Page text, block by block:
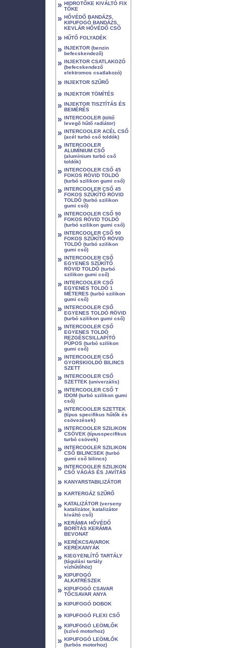
» HIDROTŐKE KIVÁLTÓ FIX
TŐKE
» HŐVÉDŐ BANDÁZS,
KIPUFOGÓ BANDÁZS,
KEVLÁR HŐVÉDŐ CSŐ
» HŰTŐ FOLYADÉK
» INJEKTOR (benzin
befecskendező)
» INJEKTOR CSATLAKOZÓ
(befecskendező
elektromos csatlakozó)
» INJEKTOR SZŰRŐ
» INJEKTOR TÖMÍTÉS
» INJEKTOR TISZTÍTÁS ÉS
BEMÉRÉS
» INTERCOOLER (töltő
levegő hűtő radiátor)
» INTERCOOLER ACÉL CSŐ
(acél turbó cső toldók)
» INTERCOOLER
ALUMÍNIUM CSŐ
(alumínium turbó cső
toldók)
» INTERCOOLER CSŐ 45
FOKOS RÖVID TOLDÓ
(turbó szilikon gumi cső)
» INTERCOOLER CSŐ 45
FOKOS SZŰKÍTŐ RÖVID
TOLDÓ (turbó szilikon
gumi cső)
» INTERCOOLER CSŐ 90
FOKOS RÖVID TOLDÓ
(turbó szilikon gumi cső)
» INTERCOOLER CSŐ 90
FOKOS SZŰKÍTŐ RÖVID
TOLDÓ (turbó szilikon
gumi cső)
» INTERCOOLER CSŐ
EGYENES SZŰKÍTŐ
RÖVID TOLDÓ (turbó
szilikon gumi cső)
» INTERCOOLER CSŐ
EGYENES TOLDÓ 1
MÉTERES (turbó szilikon
gumi cső)
» INTERCOOLER CSŐ
EGYENES TOLDÓ RÖVID
(turbó szilikon gumi cső)
» INTERCOOLER CSŐ
EGYENES TOLDÓ
REZGÉSCSILLAPÍTÓ
PÚPOS (turbó szilikon
gumi cső)
» INTERCOOLER CSŐ
GYORSKIOLDÓ BILINCS
SZETT
» INTERCOOLER CSŐ
SZETTEK (univerzális)
» INTERCOOLER CSŐ T
IDOM (turbó szilikon gumi
cső)
» INTERCOOLER SZETTEK
(típus specifikus hűtők és
csövezések)
» INTERCOOLER SZILIKON
CSÖVEK (típusspecifikus
turbó csövek)
» INTERCOOLER SZILIKON
CSŐ BILINCSEK (turbó
gumi cső bilincs)
» INTERCOOLER SZILIKON
CSŐ VÁGÁS ÉS JAVÍTÁS
» KANYARSTABILIZÁTOR
» KARTERGÁZ SZŰRŐ
» KATALIZÁTOR (verseny
katalizátor, katalizátor
kiváltó cső)
» KERÁMIA HŐVÉDŐ
BORÍTÁS KERÁMIA
BEVONAT
» KERÉKCSAVAROK
KERÉKANYÁK
» KIEGYENLÍTŐ TARTÁLY
(tágulási tartály
vízhűtőhöz)
» KIPUFOGÓ
ALKATRÉSZEK
» KIPUFOGÓ CSAVAR
TŐCSAVAR ANYA
» KIPUFOGÓ DOBOK
» KIPUFOGÓ FLEXI CSŐ
» KIPUFOGÓ LEÖMLŐK
(szívó motorhoz)
» KIPUFOGÓ LEÖMLŐK
(turbós motorhoz)